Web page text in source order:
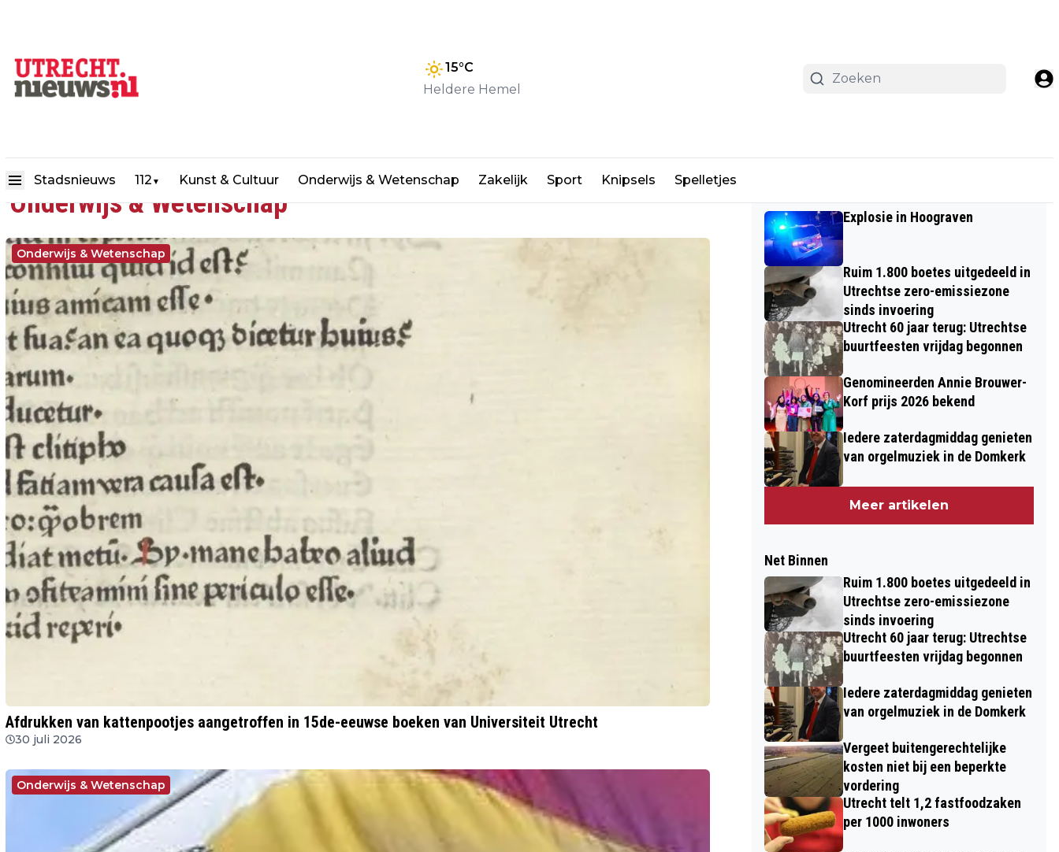
15°C
Heldere Hemel
Stadsnieuws 112 ▼ Kunst & Cultuur Onderwijs & Wetenschap Zakelijk Sport Knipsels Spelletjes
Onderwijs & Wetenschap
Onderwijs & Wetenschap
Afdrukken van kattenpootjes aangetroffen in 15de-eeuwse boeken van Universiteit Utrecht
30 juli 2026
Onderwijs & Wetenschap
Explosie in Hoograven
Ruim 1.800 boetes uitgedeeld in
Utrechtse zero-emissiezone
sinds invoering
Utrecht 60 jaar terug: Utrechtse
buurtfeesten vrijdag begonnen
Genomineerden Annie Brouwer-
Korf prijs 2026 bekend
Iedere zaterdagmiddag genieten
van orgelmuziek in de Domkerk
Meer artikelen
Net Binnen
Ruim 1.800 boetes uitgedeeld in
Utrechtse zero-emissiezone
sinds invoering
Utrecht 60 jaar terug: Utrechtse
buurtfeesten vrijdag begonnen
Iedere zaterdagmiddag genieten
van orgelmuziek in de Domkerk
Vergeet buitengerechtelijke
kosten niet bij een beperkte
vordering
Utrecht telt 1,2 fastfoodzaken
per 1000 inwoners